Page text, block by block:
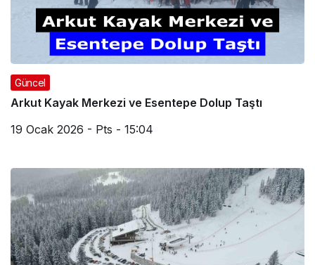
Güncel
Arkut Kayak Merkezi ve Esentepe Dolup Taştı
19 Ocak 2026 - Pts - 15:04